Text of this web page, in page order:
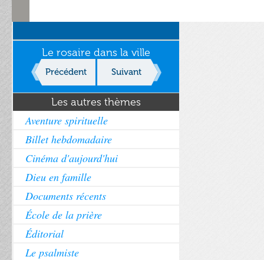
Le rosaire dans la ville
Précédent Suivant
Les autres thèmes
Aventure spirituelle
Billet hebdomadaire
Cinéma d'aujourd'hui
Dieu en famille
Documents récents
École de la prière
Éditorial
Le psalmiste